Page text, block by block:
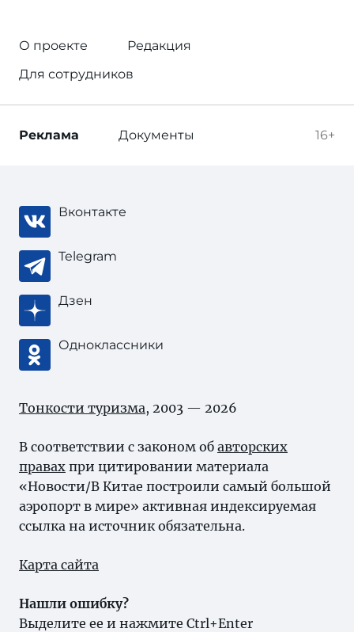
О проекте
Редакция
Для сотрудников
16+
Реклама Документы
Вконтакте
Telegram
Дзен
Одноклассники
Тонкости туризма, 2003 — 2026
В соответствии с законом об авторских
правах при цитировании материала
«Новости/В Китае построили самый большой
аэропорт в мире» активная индексируемая
ссылка на источник обязательна.
Карта сайта
Нашли ошибку?
Выделите ее и нажмите Ctrl+Enter